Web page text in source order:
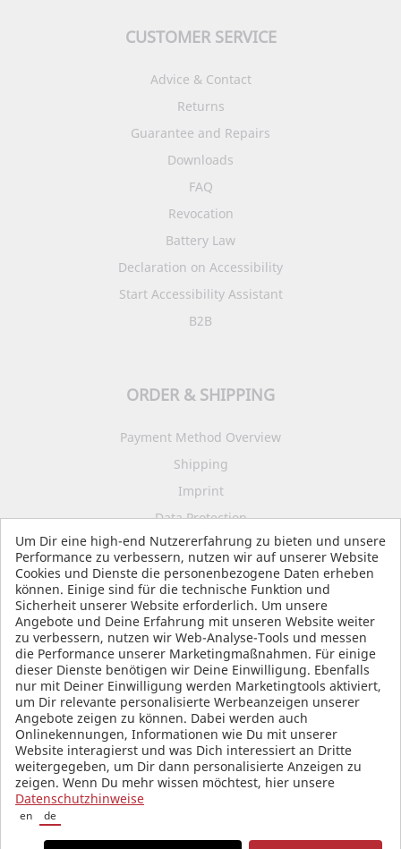
CUSTOMER SERVICE
Advice & Contact
Returns
Guarantee and Repairs
Downloads
FAQ
Revocation
Battery Law
Declaration on Accessibility
Start Accessibility Assistant
B2B
ORDER & SHIPPING
Payment Method Overview
Shipping
Imprint
Data Protection
Terms and Conditions
SOCIAL MEDIA
Um Dir eine high-end Nutzererfahrung zu bieten und unsere
Performance zu verbessern, nutzen wir auf unserer Website
Cookies und Dienste die personenbezogene Daten erheben
können. Einige sind für die technische Funktion und
Sicherheit unserer Website erforderlich. Um unsere
Angebote und Deine Erfahrung mit unseren Website weiter
zu verbessern, nutzen wir Web-Analyse-Tools und messen
die Performance unserer Marketingmaßnahmen. Für einige
dieser Dienste benötigen wir Deine Einwilligung. Ebenfalls
nur mit Deiner Einwilligung werden Marketingtools aktiviert,
um Dir relevante personalisierte Werbeanzeigen unserer
Angebote zeigen zu können. Dabei werden auch
Onlinekennungen, Informationen wie Du mit unserer
Website interagierst und was Dich interessiert an Dritte
weitergegeben, um Dir dann personalisierte Anzeigen zu
zeigen. Wenn Du mehr wissen möchtest, hier unsere
Datenschutzhinweise
en de